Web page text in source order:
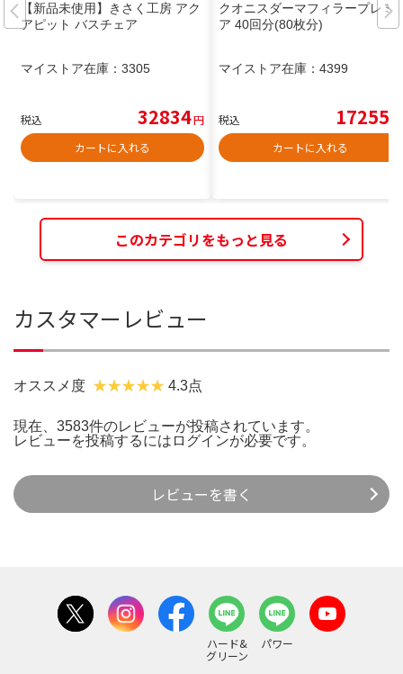
【新品未使用】きさく工房 アク
アピット バスチェア
マイストア在庫： 3305
税込 32834円
カートに入れる
クオニスダーマフィラープレミ
ア 40回分(80枚分)
マイストア在庫： 4399
税込 17255
カートに入れる
このカテゴリをもっと見る
カスタマーレビュー
オススメ度 4.3点
現在、3583件のレビューが投稿されています。
レビューを投稿するには ログインが必要です。
レビューを書く
ハード&
グリーン
パワー